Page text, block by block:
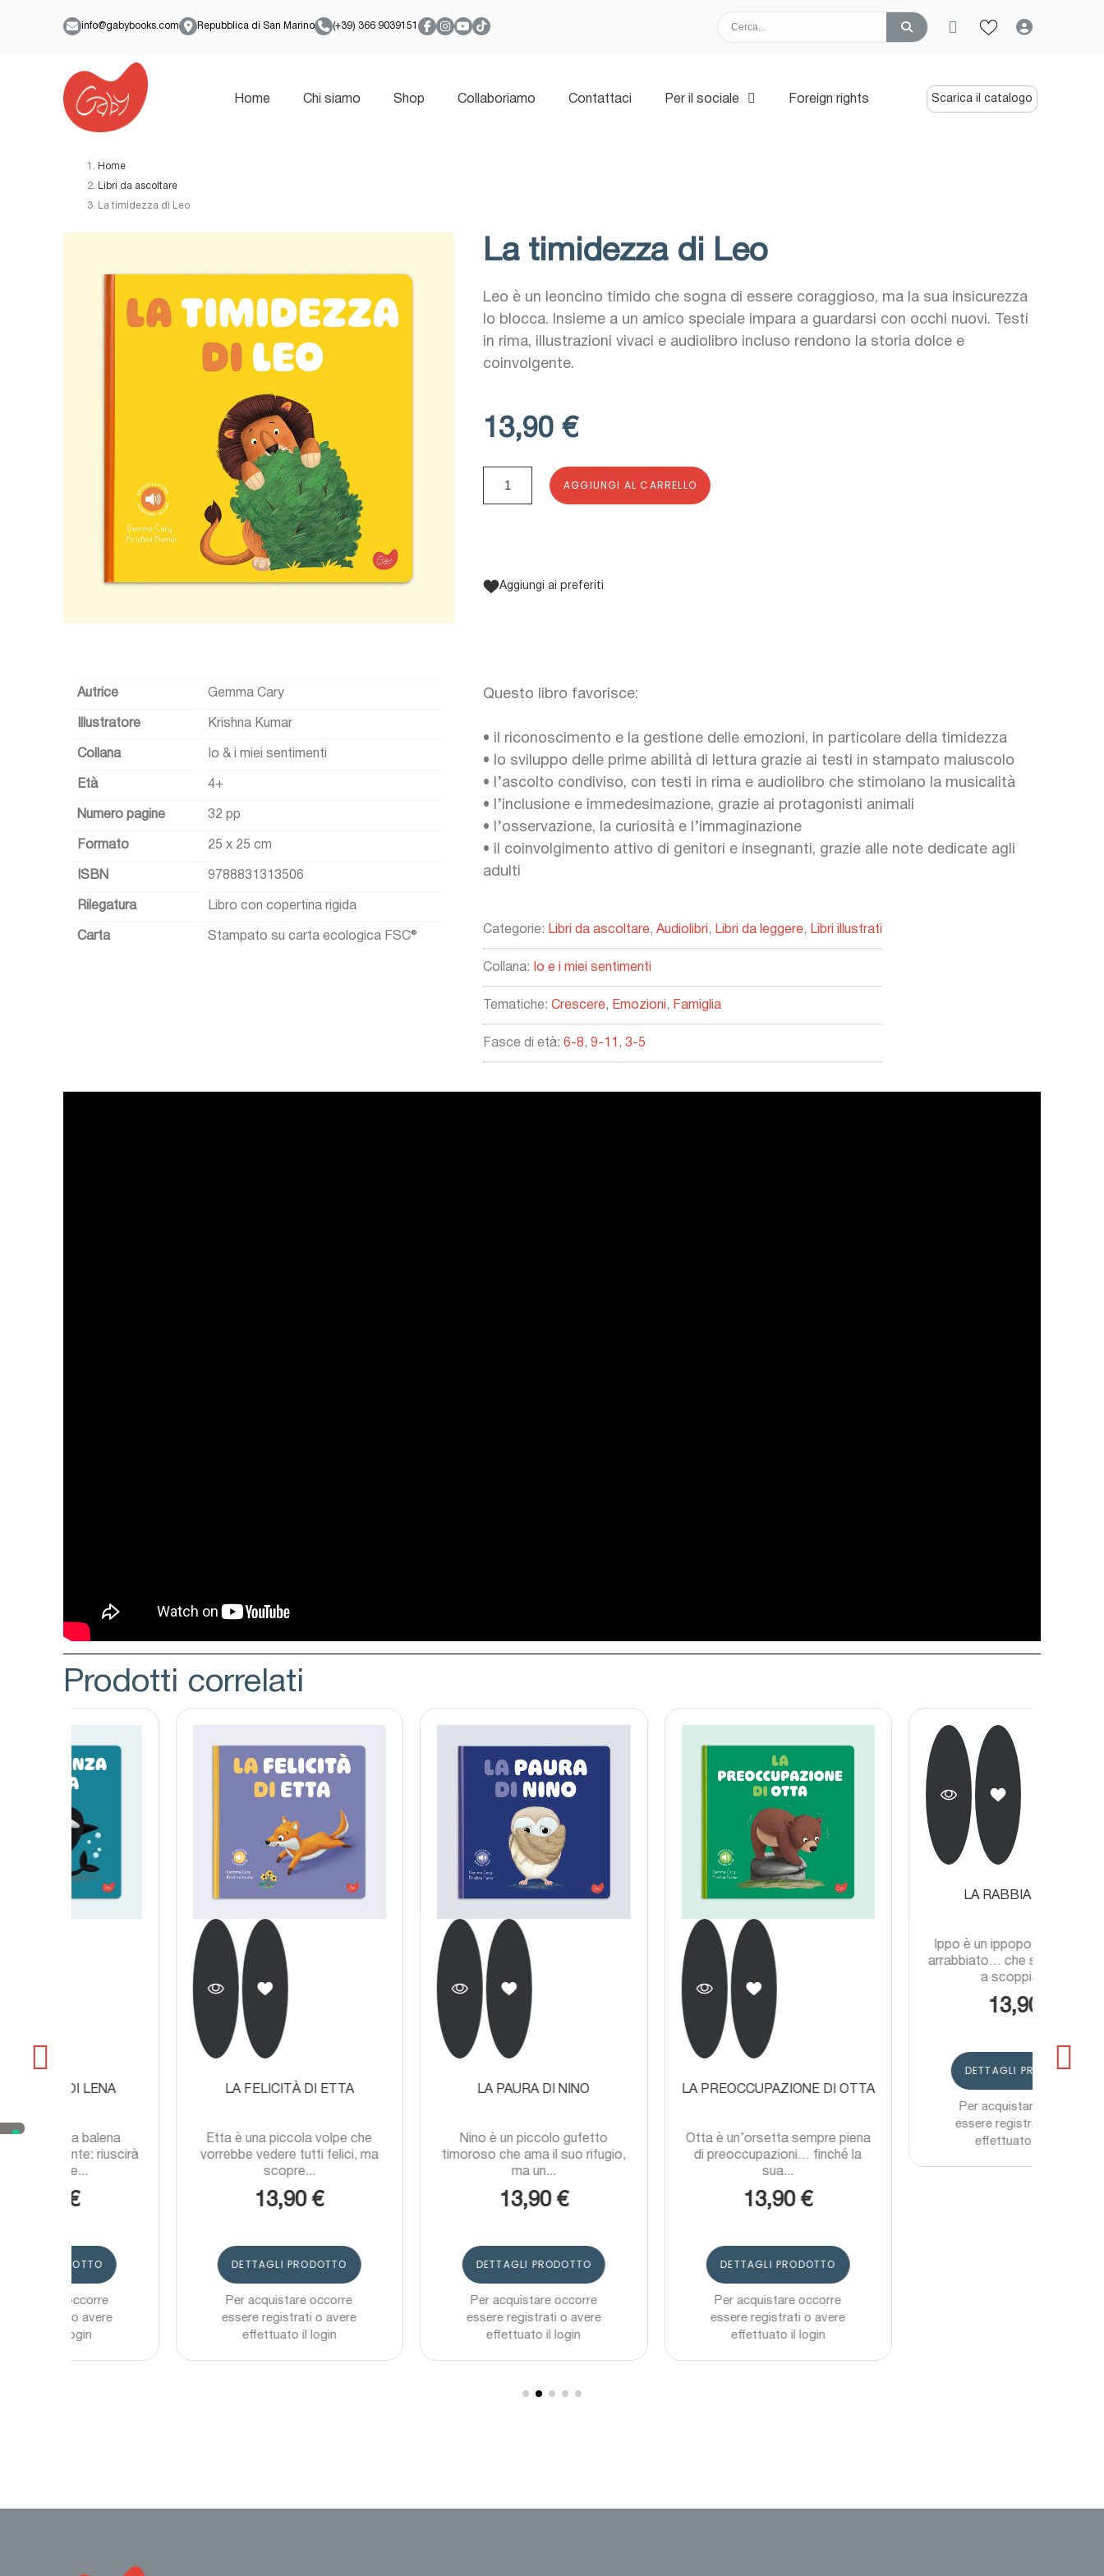
info@gabybooks.com Repubblica di San Marino (+39) 366 9039151
Home Chi siamo Shop Collaboriamo Contattaci Per il sociale Foreign rights Scarica il catalogo
Home
Libri da ascoltare
La timidezza di Leo
La timidezza di Leo
Leo è un leoncino timido che sogna di essere coraggioso, ma la sua insicurezza
lo blocca. Insieme a un amico speciale impara a guardarsi con occhi nuovi. Testi
in rima, illustrazioni vivaci e audiolibro incluso rendono la storia dolce e
coinvolgente.
13,90 €
AGGIUNGI AL CARRELLO
Aggiungi ai preferiti
Autrice Gemma Cary
Illustratore Krishna Kumar
Collana Io & i miei sentimenti
Età 4+
Numero pagine 32 pp
Formato 25 x 25 cm
ISBN 9788831313506
Rilegatura Libro con copertina rigida
Carta Stampato su carta ecologica FSC®
Questo libro favorisce:
• il riconoscimento e la gestione delle emozioni, in particolare della timidezza
•
lo sviluppo delle prime abilità di lettura grazie ai testi in stampato maiuscolo
•
l’ascolto condiviso, con testi in rima e audiolibro che stimolano la musicalità
•
l’inclusione e immedesimazione, grazie ai protagonisti animali
•
l’osservazione, la curiosità e l’immaginazione
• il coinvolgimento attivo di genitori e insegnanti, grazie alle note dedicate agli
adulti
Categorie: Libri da ascoltare,Audiolibri, Libri da leggere, Libri illustrati
Collana: Io e i miei sentimenti
Tematiche:Crescere, Emozioni, Famiglia
Fasce di età:6-8,9-11 ,3-5
Prodotti correlati
LA FELICITÀ DI ETTA
Etta è una piccola volpe che
vorrebbe vedere tutti felici, ma
DETTAGLI PRODOTTO
Per acquistare occorre
essere registrati o avere
LA PAURA DI NINO
Nino è un piccolo gufetto
timoroso che ama il suo rifugio,
DETTAGLI PRODOTTO
Per acquistare occorre
essere registrati o avere
LA PREOCCUPAZIONE DI OTTA
Otta è un’orsetta sempre piena
di preoccupazioni… finché la
DETTAGLI PRODOTTO
Per acquistare occorre
essere registrati o avere
LA RABBIA DI IPPO
Ippo è un ippopotamo sempre
arrabbiato… che sembra pronto